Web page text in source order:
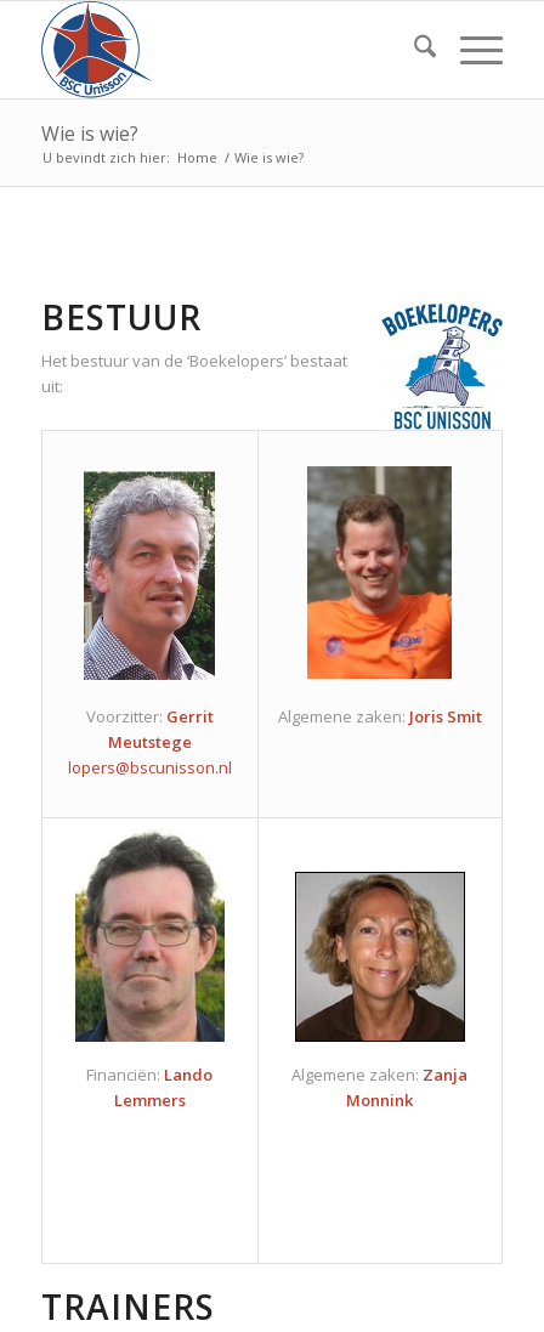
Wie is wie?
U bevindt zich hier: Home / Wie is wie?
BESTUUR
Het bestuur van de ‘Boekelopers’ bestaat
uit:
Voorzitter: Gerrit
Meutstege
lopers@bscunisson.nl
Algemene zaken: Joris Smit
Financiën: Lando
Lemmers
Algemene zaken: Zanja
Monnink
TRAINERS